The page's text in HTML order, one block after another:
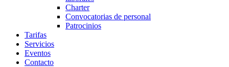
Charter
Convocatorias de personal
Patrocinios
Tarifas
Servicios
Eventos
Contacto